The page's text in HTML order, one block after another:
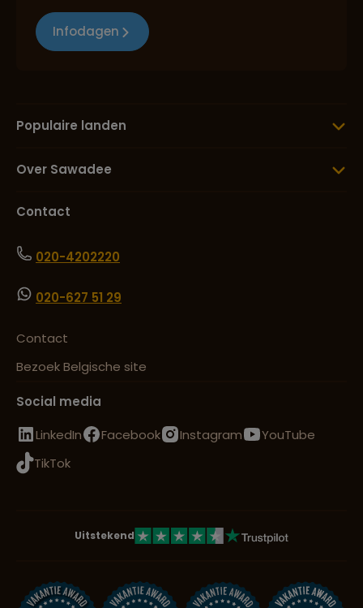
Infodagen
Populaire landen
Over Sawadee
Contact
020-4202220
020-627 51 29
Contact
Bezoek Belgische site
Social media
LinkedIn
Facebook Instagram
YouTube
TikTok
Uitstekend